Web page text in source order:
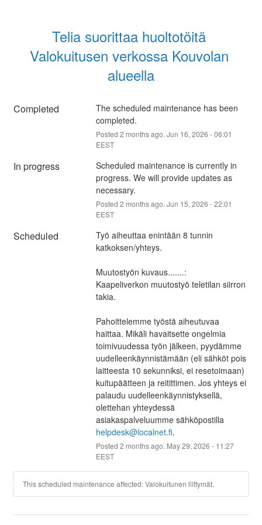
Telia suorittaa huoltotöitä
Valokuitusen verkossa Kouvolan
alueella
Completed
The scheduled maintenance has been
completed.
Posted 2 months ago. Jun 16, 2026 -06:01
EEST
In progress
Scheduled maintenance is currently in
progress. We will provide updates as
necessary.
Posted 2 months ago. Jun 15, 2026 -22:01
EEST
Scheduled
Työ aiheuttaa enintään 8 tunnin
katkoksen/yhteys.
Muutostyön kuvaus.......:
Kaapeliverkon muutostyö teletilan siirron
takia.
Pahoittelemme työstä aiheutuvaa
haittaa. Mikäli havaitsette ongelmia
toimivuudessa työn jälkeen, pyydämme
uudelleenkäynnistämään (eli sähköt pois
laitteesta 10 sekunniksi, ei resetoimaan)
kuitupäätteen ja reitittimen. Jos yhteys ei
palaudu uudelleenkäynnistyksellä,
olettehan yhteydessä
helpdesk@localnet.fi.
Posted 2 months ago. May29, 2026 - 11:27
EEST
This scheduled maintenance affected: Valokuitunen liittymät.